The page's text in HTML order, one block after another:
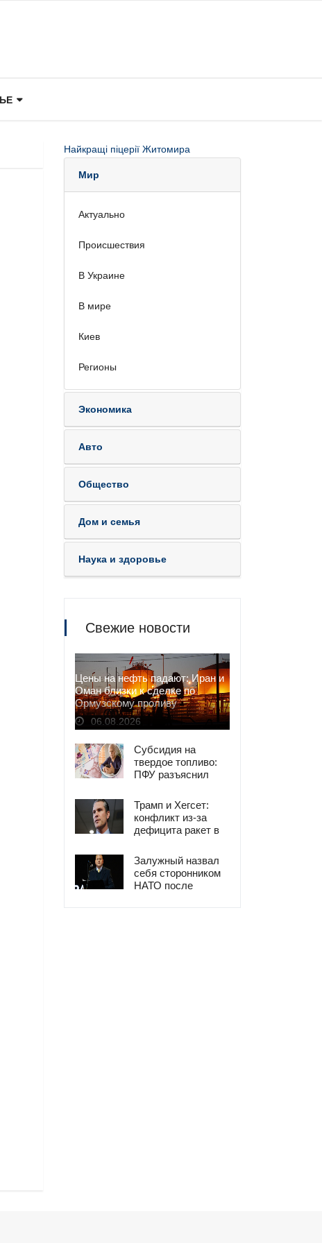
Найкращі піцерії Житомира
Мир
Актуально
Происшествия
В Украине
В мире
Киев
Регионы
Экономика
Авто
Общество
Дом и семья
Наука и здоровье
Свежие новости
Цены на нефть падают: Иран и
Оман близки к сделке по
Ормузскому проливу
06.08.2026
Субсидия на
твердое топливо:
ПФУ разъяснил
Трамп и Хегсет:
конфликт из-за
дефицита ракет в
Залужный назвал
себя сторонником
НАТО после